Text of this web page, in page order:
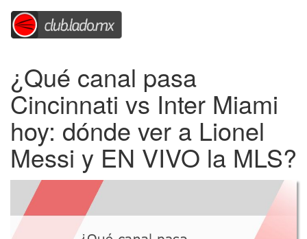
¿Qué canal pasa
Cincinnati vs Inter Miami
hoy: dónde ver a Lionel
Messi y EN VIVO la MLS?